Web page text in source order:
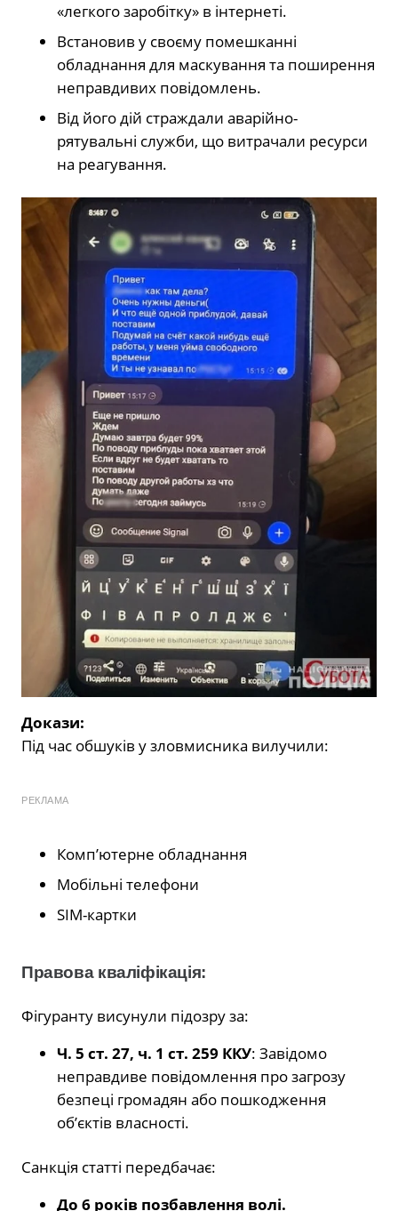
«легкого заробітку» в інтернеті.
Встановив у своєму помешканні
обладнання для маскування та поширення
неправдивих повідомлень.
Від його дій страждали аварійно-
рятувальні служби, що витрачали ресурси
на реагування.
Докази:
Під час обшуків у зловмисника вилучили:
РЕКЛАМА
Комп’ютерне обладнання
Мобільні телефони
SIM-картки
Правова кваліфікація:
Фігуранту висунули підозру за:
Ч. 5 ст. 27, ч. 1 ст. 259 ККУ: Завідомо
неправдиве повідомлення про загрозу
безпеці громадян або пошкодження
об’єктів власності.
Санкція статті передбачає:
До 6 років позбавлення волі.